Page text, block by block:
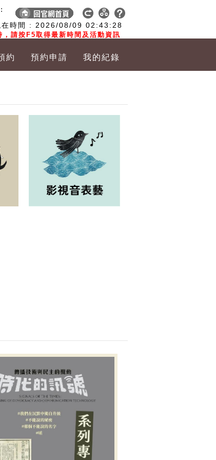
在時間 : 2026/08/09 02:43:29
請按F5取得最新時間及活動資訊
約 預約申請 我的紀錄